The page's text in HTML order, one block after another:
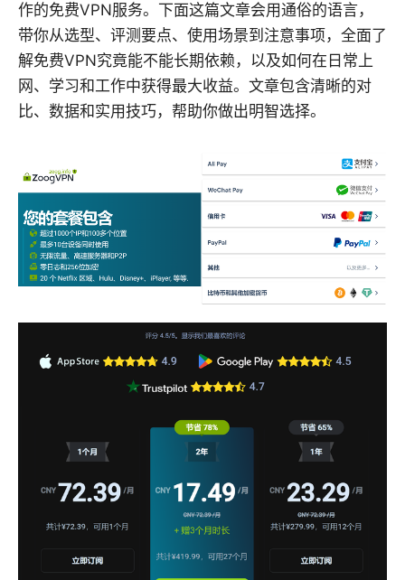
作的免费VPN服务。下面这篇文章会用通俗的语言，
带你从选型、评测要点、使用场景到注意事项，全面了
解免费VPN究竟能不能长期依赖，以及如何在日常上
网、学习和工作中获得最大收益。文章包含清晰的对
比、数据和实用技巧，帮助你做出明智选择。